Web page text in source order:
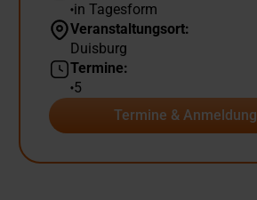
in Tagesform
Veranstaltungsort:
Duisburg
Termine:
5
Termine & Anmeldung